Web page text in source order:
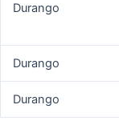
Durango
Durango
Durango